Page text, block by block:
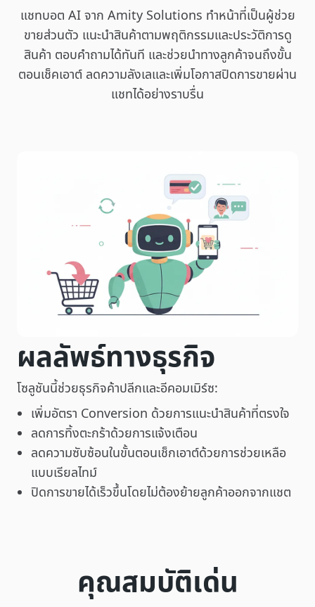
แชทบอต AI จาก Amity Solutions ทำหน้าที่เป็นผู้ช่วย
ขายส่วนตัว แนะนำสินค้าตามพฤติกรรมและประวัติการดู
สินค้า ตอบคำถามได้ทันที และช่วยนำทางลูกค้าจนถึงขั้น
ตอนเช็คเอาต์ ลดความลังเลและเพิ่มโอกาสปิดการขายผ่าน
แชทได้อย่างราบรื่น
ผลลัพธ์ทางธุรกิจ
โซลูชันนี้ช่วยธุรกิจค้าปลีกและอีคอมเมิร์ซ:
เพิ่มอัตรา Conversion ด้วยการแนะนำสินค้าที่ตรงใจ
ลดการทิ้งตะกร้าด้วยการแจ้งเตือน
ลดความซับซ้อนในขั้นตอนเช็กเอาต์ด้วยการช่วยเหลือ
แบบเรียลไทม์
ปิดการขายได้เร็วขึ้นโดยไม่ต้องย้ายลูกค้าออกจากแชต
คุณสมบัติเด่น